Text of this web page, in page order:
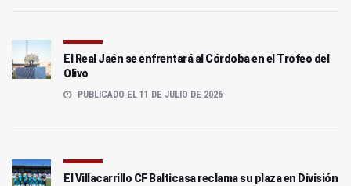
El Real Jaén se enfrentará al Córdoba en el Trofeo del
Olivo
PUBLICADO EL 11 DE JULIO DE 2026
El Villacarrillo CF Balticasa reclama su plaza en División